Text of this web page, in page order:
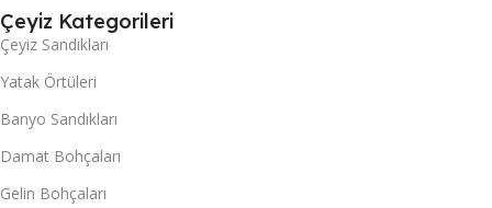
Çeyiz Kategorileri
Çeyiz Sandıkları
Yatak Örtüleri
Banyo Sandıkları
Damat Bohçaları
Gelin Bohçaları